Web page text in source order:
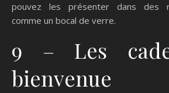
pouvez les présenter dans des
comme un bocal de verre.
9 – Les
bienvenue